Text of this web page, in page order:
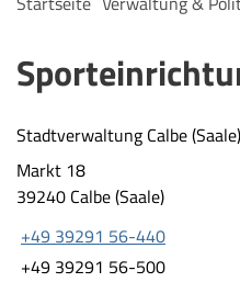
Stadtverwaltung Calbe (Saale)
Markt 18
39240 Calbe (Saale)
+49 39291 56-440
+49 39291 56-500